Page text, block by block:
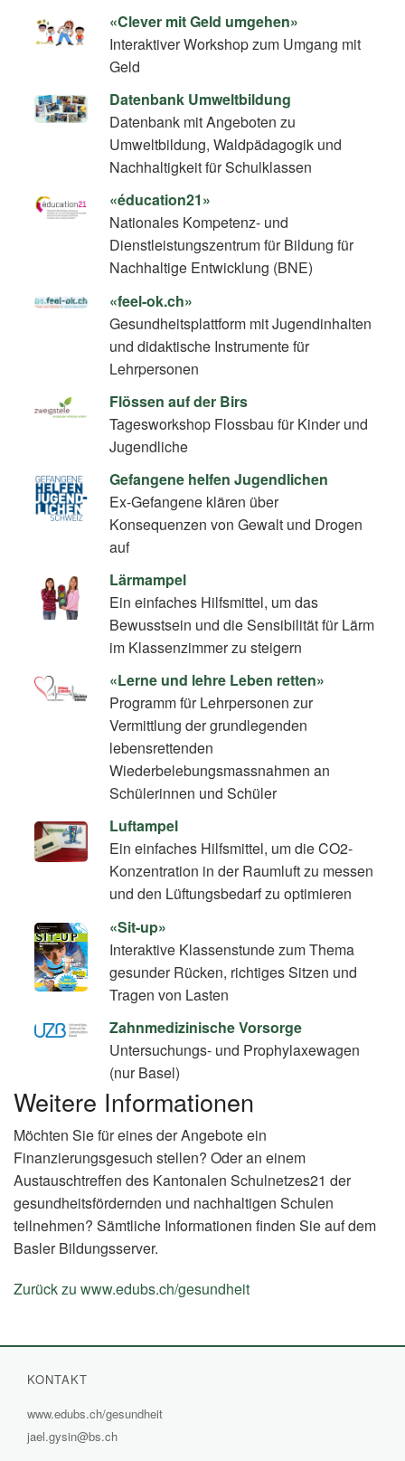
«Clever mit Geld umgehen»
Interaktiver Workshop zum Umgang mit
Geld
Datenbank Umweltbildung
Datenbank mit Angeboten zu
Umweltbildung, Waldpädagogik und
Nachhaltigkeit für Schulklassen
«éducation21»
Nationales Kompetenz- und
Dienstleistungszentrum für Bildung für
Nachhaltige Entwicklung (BNE)
«feel-ok.ch»
Gesundheitsplattform mit Jugendinhalten
und didaktische Instrumente für
Lehrpersonen
Flössen auf der Birs
Tagesworkshop Flossbau für Kinder und
Jugendliche
Gefangene helfen Jugendlichen
Ex-Gefangene klären über
Konsequenzen von Gewalt und Drogen
auf
Lärmampel
Ein einfaches Hilfsmittel, um das
Bewusstsein und die Sensibilität für Lärm
im Klassenzimmer zu steigern
«Lerne und lehre Leben retten»
Programm für Lehrpersonen zur
Vermittlung der grundlegenden
lebensrettenden
Wiederbelebungsmassnahmen an
Schülerinnen und Schüler
Luftampel
Ein einfaches Hilfsmittel, um die CO2-
Konzentration in der Raumluft zu messen
und den Lüftungsbedarf zu optimieren
«Sit-up»
Interaktive Klassenstunde zum Thema
gesunder Rücken, richtiges Sitzen und
Tragen von Lasten
Zahnmedizinische Vorsorge
Untersuchungs- und Prophylaxewagen
(nur Basel)
Weitere Informationen
Möchten Sie für eines der Angebote ein
Finanzierungsgesuch stellen? Oder an einem
Austauschtreffen des Kantonalen Schulnetzes21 der
gesundheitsfördernden und nachhaltigen Schulen
teilnehmen? Sämtliche Informationen finden Sie auf dem
Basler Bildungsserver.
Zurück zu www.edubs.ch/gesundheit
KONTAKT
www.edubs.ch/gesundheit
jael.gysin@bs.ch